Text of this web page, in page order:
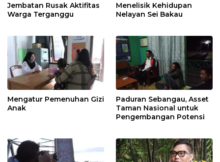
Jembatan Rusak Aktifitas
Warga Terganggu
Menelisik Kehidupan
Nelayan Sei Bakau
Mengatur Pemenuhan Gizi
Anak
Paduran Sebangau, Asset
Taman Nasional untuk
Pengembangan Potensi